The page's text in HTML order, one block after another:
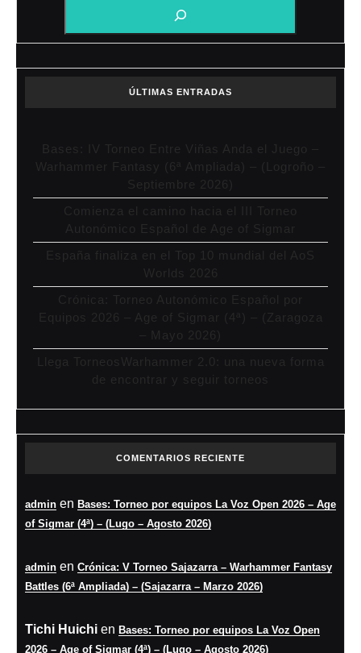
ÚLTIMAS ENTRADAS
Bases: IV Torneo Entre Viñas Anda el Juego –
Warhammer Fantasy (6ª Ampliada) – (Logroño –
Septiembre 2026)
Comienza el camino hacia el III Torneo
Autonómico Español de Age of Sigmar
España finaliza en el Top 10 mundial del AoS
Worlds 2026
Crónica: Torneo Autonómico Español por
Equipos 2026 – Age of Sigmar (4ª) – (Zaragoza
– Mayo 2026)
Llega TorneosWarhammer 2.0: una nueva forma
de encontrar y seguir torneos
COMENTARIOS RECIENTE
admin en Bases: Torneo por equipos La Voz Open 2026 – Age
of Sigmar (4ª) – (Lugo – Agosto 2026)
admin en Crónica: V Torneo Sajazarra – Warhammer Fantasy
Battles (6ª Ampliada) – (Sajazarra – Marzo 2026)
Tichi Huichi en Bases: Torneo por equipos La Voz Open
2026 – Age of Sigmar (4ª) – (Lugo – Agosto 2026)